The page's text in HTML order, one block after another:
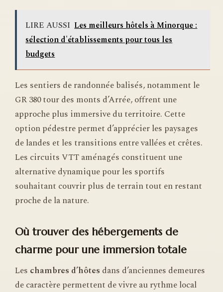
LIRE AUSSI Les meilleurs hôtels à Minorque :
sélection d'établissements pour tous les
budgets
Les sentiers de randonnée balisés, notamment le
GR 380 tour des monts d’Arrée, offrent une
approche plus immersive du territoire. Cette
option pédestre permet d’apprécier les paysages
de landes et les transitions entre vallées et crêtes.
Les circuits VTT aménagés constituent une
alternative dynamique pour les sportifs
souhaitant couvrir plus de terrain tout en restant
proche de la nature.
Où trouver des hébergements de
charme pour une immersion totale
Les chambres d’hôtes dans d’anciennes demeures
de caractère permettent de vivre au rythme local